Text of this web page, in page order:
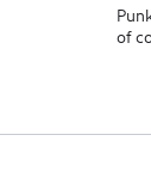
of